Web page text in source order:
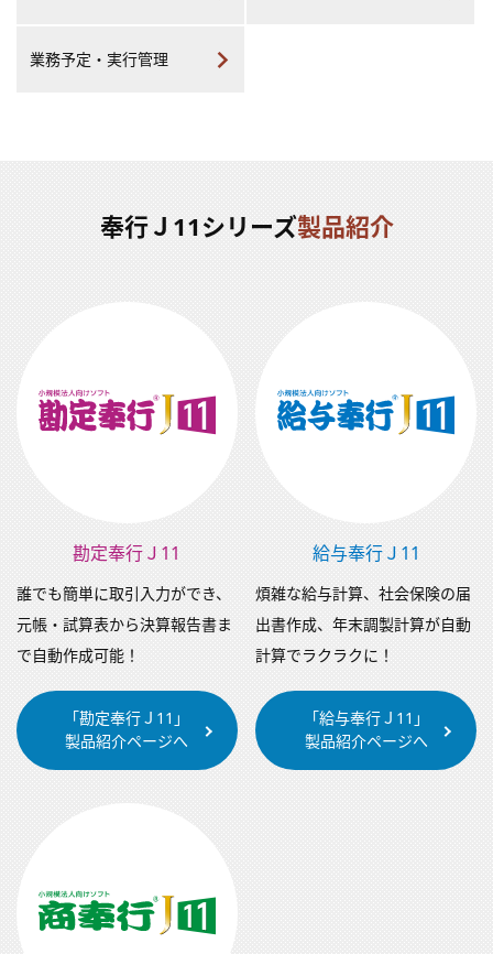
業務予定・実行管理
奉行Ｊ11シリーズ製品紹介
勘定奉行Ｊ11
誰でも簡単に取引入力ができ、
元帳・試算表から決算報告書ま
で自動作成可能！
「勘定奉行Ｊ11」
製品紹介ページへ
給与奉行Ｊ11
煩雑な給与計算、社会保険の届
出書作成、年末調製計算が自動
計算でラクラクに！
「給与奉行Ｊ11」
製品紹介ページへ